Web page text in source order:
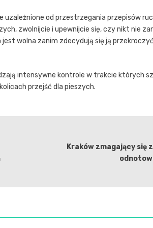
od przestrzegania przepisów
zwolnijcie i upewnijcie się, czy nikt nie
wolna zanim zdecydują się ją
intensywne kontrole w trakcie których
przejść dla pieszych.
Kraków zmagający się